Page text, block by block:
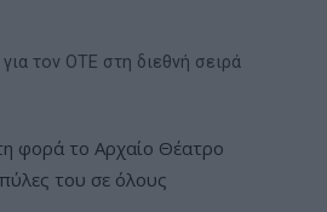
τον ΟΤΕ στη διεθνή σειρά